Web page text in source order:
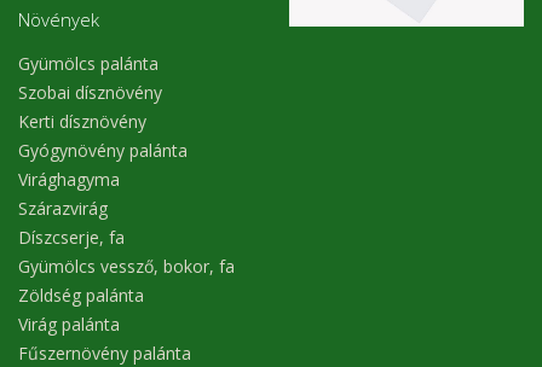
Növények
Gyümölcs palánta
Szobai dísznövény
Kerti dísznövény
Gyógynövény palánta
Virághagyma
Szárazvirág
Díszcserje, fa
Gyümölcs vessző, bokor, fa
Zöldség palánta
Virág palánta
Fűszernövény palánta